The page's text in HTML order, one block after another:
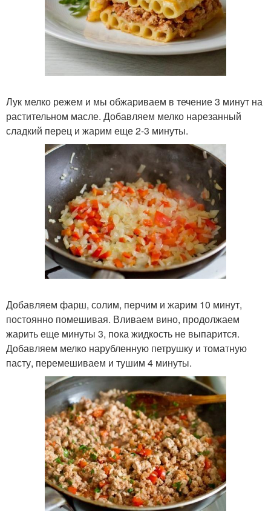
Лук мелко режем и мы обжариваем в течение 3 минут на
растительном масле. Добавляем мелко нарезанный
сладкий перец и жарим еще 2-3 минуты.
Добавляем фарш, солим, перчим и жарим 10 минут,
постоянно помешивая. Вливаем вино, продолжаем
жарить еще минуты 3, пока жидкость не выпарится.
Добавляем мелко нарубленную петрушку и томатную
пасту, перемешиваем и тушим 4 минуты.